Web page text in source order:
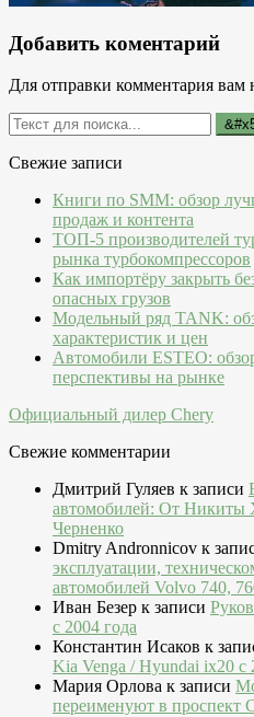
Добавить коментарий
Для отправки комментария вам
Свежие записи
Книги по SMM: обзор
продаж и контента
ТОП-5 производителей
рынка турбокомпрессоров
Как импортёру закрыть
опасных грузов
Модельный ряд TANK:
характеристик и цен
Автомобили ESTEO:
перспективы на рынке
Официальный дилер Chery
Свежие комментарии
Дмитрий Гуляев к записи
автомобилей: От Никиты
Черненко
Dmitry Andronnicov к
эксплуатации,
автомобилей Volvo 740,
Иван Безер к записи
c 2004 года
Константин Исаков к
Kia Venga / Hyundai ix20 c
Мария Орлова к записи
переименуют в проспект